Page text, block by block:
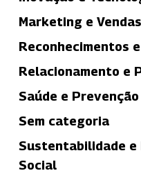
Marketing e Vendas
Reconhecimentos
Relacionamento e
Saúde e Prevenção
Sem categoria
Sustentabilidade e
Social